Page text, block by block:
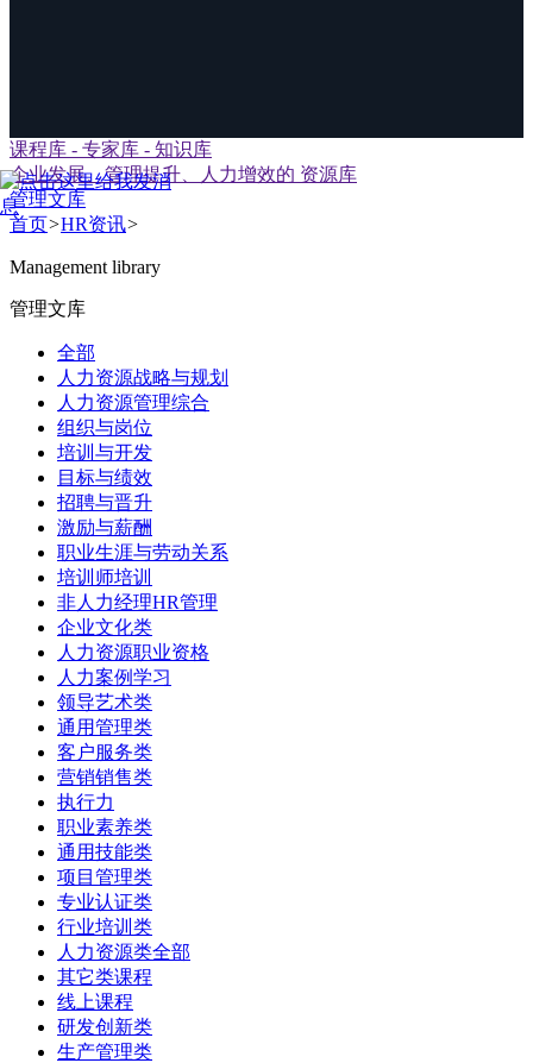
课程库 - 专家库 - 知识库
企业发展、管理提升、人力增效的 资源库
管理文库
首页>HR资讯>
Management library
管理文库
全部
人力资源战略与规划
人力资源管理综合
组织与岗位
培训与开发
目标与绩效
招聘与晋升
激励与薪酬
职业生涯与劳动关系
培训师培训
非人力经理HR管理
企业文化类
人力资源职业资格
人力案例学习
领导艺术类
通用管理类
客户服务类
营销销售类
执行力
职业素养类
通用技能类
项目管理类
专业认证类
行业培训类
人力资源类全部
其它类课程
线上课程
研发创新类
生产管理类